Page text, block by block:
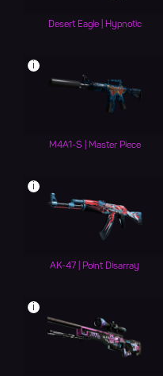
Desert Eagle | Hypnotic
i
M4A1-S | Master Piece
i
AK-47 | Point Disarray
i